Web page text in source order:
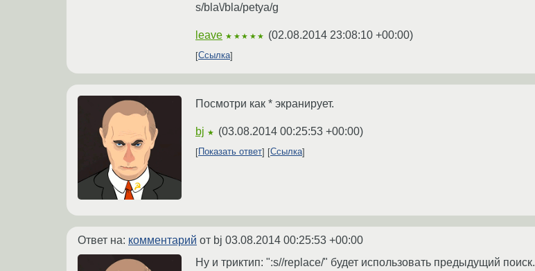
s/bla\/bla/petya/g
leave ★★★★★ (02.08.2014 23:08:10 +00:00)
Ссылка
Посмотри как * экранирует.
bj ★ (03.08.2014 00:25:53 +00:00)
Показать ответ Ссылка
Ответ на: комментарий от bj 03.08.2014 00:25:53 +00:00
Ну и триктип: ":s//replace/" будет использовать предыдущий поиск.